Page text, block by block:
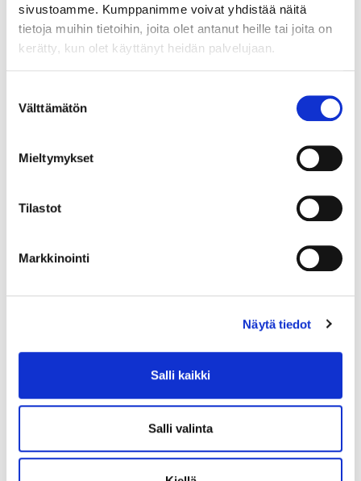
sivustoamme. Kumppanimme voivat yhdistää näitä
tietoja muihin tietoihin, joita olet antanut heille tai joita on
kerätty, kun olet käyttänyt heidän palvelujaan.
valinta
Välttämätön
Mieltymykset
Tilastot
Markkinointi
Näytä tiedot
Salli kaikki
Salli valinta
Otinlusikka, Musla, pituus 205mm, kaiverrettu, 813, Paino: 57,7 g